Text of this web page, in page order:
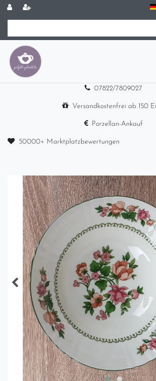
07822/7809027
Versandkostenfrei ab 150
Porzellan-Ankauf
50000+ Marktplatzbewertungen